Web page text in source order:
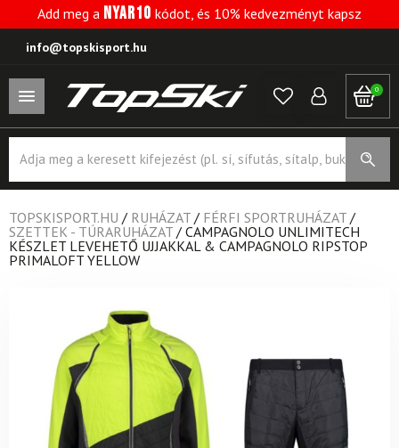
Add meg a NYAR10 kódot, és 10% kedvezményt kapsz
info@topskisport.hu
0
search
TOPSKISPORT.HU / RUHÁZAT / FÉRFI SPORTRUHÁZAT /
SZETTEK - TÚRARUHÁZAT / CAMPAGNOLO UNLIMITECH
KÉSZLET LEVEHETŐ UJJAKKAL & CAMPAGNOLO RIPSTOP
PRIMALOFT YELLOW